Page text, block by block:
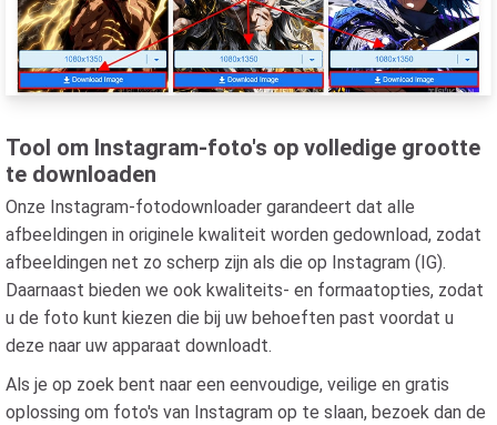
Tool om Instagram-foto's op volledige grootte
te downloaden
Onze Instagram-fotodownloader garandeert dat alle
afbeeldingen in originele kwaliteit worden gedownload, zodat
afbeeldingen net zo scherp zijn als die op Instagram (IG).
Daarnaast bieden we ook kwaliteits- en formaatopties, zodat
u de foto kunt kiezen die bij uw behoeften past voordat u
deze naar uw apparaat downloadt.
Als je op zoek bent naar een eenvoudige, veilige en gratis
oplossing om foto's van Instagram op te slaan, bezoek dan de